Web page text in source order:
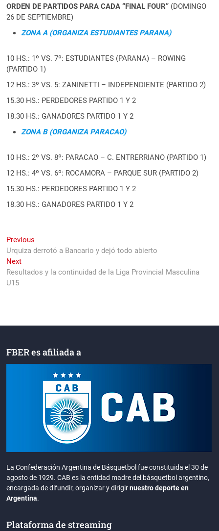
ORDEN DE PARTIDOS PARA CADA “FINAL FOUR” (DOMINGO
26 DE SEPTIEMBRE)
ZONA A (ORGANIZA ESTUDIANTES PARANA)
10 HS.: 1º VS. 7º: ESTUDIANTES (PARANA) – ROWING
(PARTIDO 1)
12 HS.: 3º VS. 5: ZANINETTI – INDEPENDIENTE (PARTIDO 2)
15.30 HS.: PERDEDORES PARTIDO 1 Y 2
18.30 HS.: GANADORES PARTIDO 1 Y 2
ZONA B (ORGANIZA PARACAO)
10 HS.: 2º VS. 8º: PARACAO – C. ENTRERRIANO (PARTIDO 1)
12 HS.: 4º VS. 6º: ROCAMORA – PARQUE SUR (PARTIDO 2)
15.30 HS.: PERDEDORES PARTIDO 1 Y 2
18.30 HS.: GANADORES PARTIDO 1 Y 2
Navegación
de
entradas
Previous
post:
Urquiza derrotó a Bancario y dejó todo abierto
NextNext
post:
Resultados y la continuidad de la Liga Provincial Masculina
U15
FBER es afiliada a
La Confederación Argentina de Básquetbol fue constituida el 30 de
agosto de 1929. CAB es la entidad madre del básquetbol argentino,
encargada de difundir, organizar y dirigirnuestro deporte en
Argentina.
Plataforma de streaming